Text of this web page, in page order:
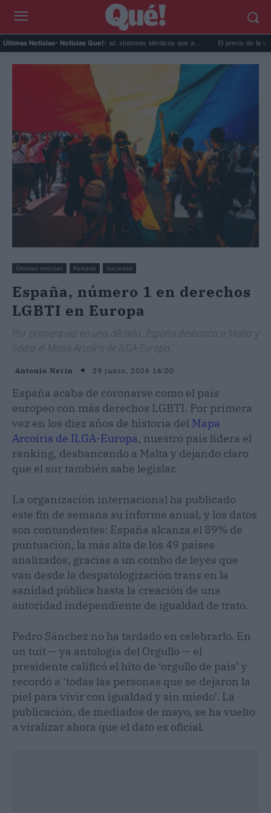
Últimas Noticias- Noticias Que!:
Calor extremo y ansiedad: síntomas idénticos que a... El precio de la vivienda
Últimas noticias Portada Sociedad
España, número 1 en derechos
LGBTI en Europa
Por primera vez en una década, España desbanca a Malta y
lidera el Mapa Arcoíris de ILGA-Europa.
Antonio Nerín 29 junio, 2026 16:00
España acaba de coronarse como el país
europeo con más derechos LGBTI. Por primera
vez en los diez años de historia del Mapa
Arcoíris de ILGA-Europa, nuestro país lidera el
ranking, desbancando a Malta y dejando claro
que el sur también sabe legislar.
La organización internacional ha publicado
este fin de semana su informe anual, y los datos
son contundentes: España alcanza el 89% de
puntuación, la más alta de los 49 países
analizados, gracias a un combo de leyes que
van desde la despatologización trans en la
sanidad pública hasta la creación de una
autoridad independiente de igualdad de trato.
Pedro Sánchez no ha tardado en celebrarlo. En
un tuit — ya antología del Orgullo — el
presidente calificó el hito de ‘orgullo de país’ y
recordó a ‘todas las personas que se dejaron la
piel para vivir con igualdad y sin miedo’. La
publicación, de mediados de mayo, se ha vuelto
a viralizar ahora que el dato es oficial.